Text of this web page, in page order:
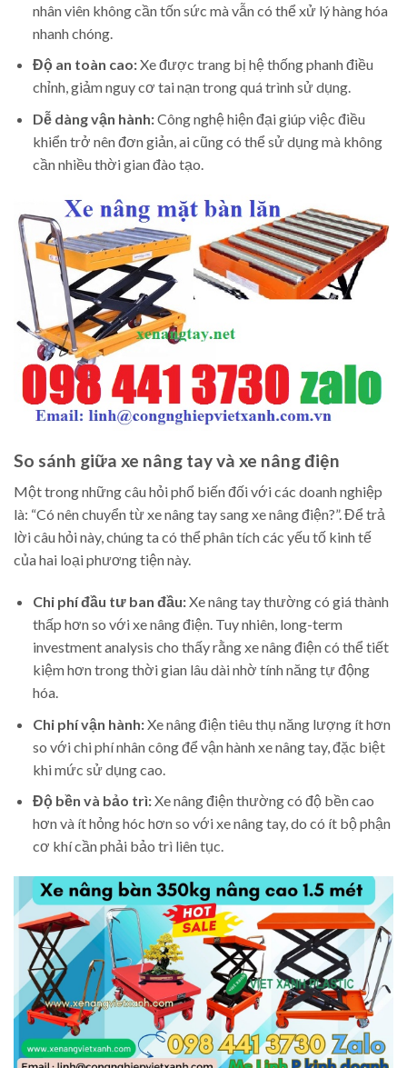
nhân viên không cần tốn sức mà vẫn có thể xử lý hàng hóa
nhanh chóng.
Độ an toàn cao:Xe được trang bị hệ thống phanh điều
chỉnh, giảm nguy cơ tai nạn trong quá trình sử dụng.
Dễ dàng vận hành:Công nghệ hiện đại giúp việc điều
khiển trở nên đơn giản, ai cũng có thể sử dụng mà không
cần nhiều thời gian đào tạo.
So sánh giữa xe nâng tay và xe nâng điện
Một trong những câu hỏi phổ biến đối với các doanh nghiệp
là: “Có nên chuyển từ xe nâng tay sang xe nâng điện?”. Để trả
lời câu hỏi này, chúng ta có thể phân tích các yếu tố kinh tế
của hai loại phương tiện này.
Chi phí đầu tư ban đầu:Xe nâng tay thường có giá thành
thấp hơn so với xe nâng điện. Tuy nhiên, long-term
investment analysis cho thấy rằng xe nâng điện có thể tiết
kiệm hơn trong thời gian lâu dài nhờ tính năng tự động
hóa.
Chi phí vận hành:Xe nâng điện tiêu thụ năng lượng ít hơn
so với chi phí nhân công để vận hành xe nâng tay, đặc biệt
khi mức sử dụng cao.
Độ bền và bảo trì:Xe nâng điện thường có độ bền cao
hơn và ít hỏng hóc hơn so với xe nâng tay, do có ít bộ phận
cơ khí cần phải bảo trì liên tục.